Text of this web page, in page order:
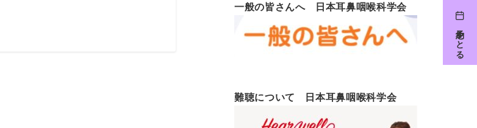
一般の皆さんへ 日本耳鼻咽喉科学会
難聴について 日本耳鼻咽喉科学会
予約をとる